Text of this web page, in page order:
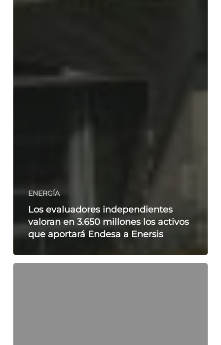
ENERGÍA
Los evaluadores independientes
valoran en 3.650 millones los activos
que aportará Endesa a Enersis